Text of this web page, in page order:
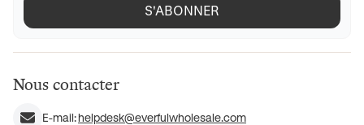
S'ABONNER
Nous contacter
E-mail:helpdesk@everfulwholesale.com